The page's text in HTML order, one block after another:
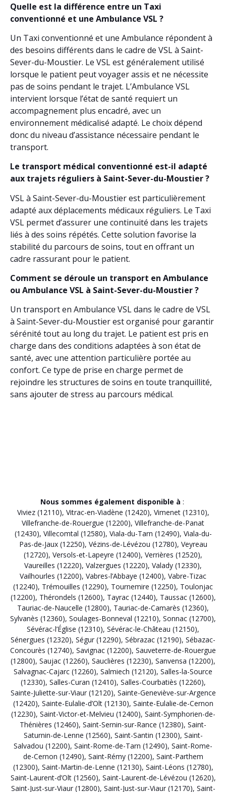
Quelle est la différence entre un Taxi
conventionné et une Ambulance VSL ?
Un Taxi conventionné et une Ambulance répondent à
des besoins différents dans le cadre de VSL à Saint-
Sever-du-Moustier. Le VSL est généralement utilisé
lorsque le patient peut voyager assis et ne nécessite
pas de soins pendant le trajet. L’Ambulance VSL
intervient lorsque l’état de santé requiert un
accompagnement plus encadré, avec un
environnement médicalisé adapté. Le choix dépend
donc du niveau d’assistance nécessaire pendant le
transport.
Le transport médical conventionné est-il adapté
aux trajets réguliers à Saint-Sever-du-Moustier ?
VSL à Saint-Sever-du-Moustier est particulièrement
adapté aux déplacements médicaux réguliers. Le Taxi
VSL permet d’assurer une continuité dans les trajets
liés à des soins répétés. Cette solution favorise la
stabilité du parcours de soins, tout en offrant un
cadre rassurant pour le patient.
Comment se déroule un transport en Ambulance
ou Ambulance VSL à Saint-Sever-du-Moustier ?
Un transport en Ambulance VSL dans le cadre de VSL
à Saint-Sever-du-Moustier est organisé pour garantir
sérénité tout au long du trajet. Le patient est pris en
charge dans des conditions adaptées à son état de
santé, avec une attention particulière portée au
confort. Ce type de prise en charge permet de
rejoindre les structures de soins en toute tranquillité,
sans ajouter de stress au parcours médical.
Nous sommes également disponible à :
Viviez (12110), Vitrac-en-Viadène (12420), Vimenet (12310),
Villefranche-de-Rouergue (12200), Villefranche-de-Panat
(12430), Villecomtal (12580), Viala-du-Tarn (12490), Viala-du-
Pas-de-Jaux (12250), Vézins-de-Lévézou (12780), Veyreau
(12720), Versols-et-Lapeyre (12400), Verrières (12520),
Vaureilles (12220), Valzergues (12220), Valady (12330),
Vailhourles (12200), Vabres-l’Abbaye (12400), Vabre-Tizac
(12240), Trémouilles (12290), Tournemire (12250), Toulonjac
(12200), Thérondels (12600), Tayrac (12440), Taussac (12600),
Tauriac-de-Naucelle (12800), Tauriac-de-Camarès (12360),
Sylvanès (12360), Soulages-Bonneval (12210), Sonnac (12700),
Sévérac-l’Église (12310), Sévérac-le-Château (12150),
Sénergues (12320), Ségur (12290), Sébrazac (12190), Sébazac-
Concourès (12740), Savignac (12200), Sauveterre-de-Rouergue
(12800), Saujac (12260), Sauclières (12230), Sanvensa (12200),
Salvagnac-Cajarc (12260), Salmiech (12120), Salles-la-Source
(12330), Salles-Curan (12410), Salles-Courbatiès (12260),
Sainte-Juliette-sur-Viaur (12120), Sainte-Geneviève-sur-Argence
(12420), Sainte-Eulalie-d’Olt (12130), Sainte-Eulalie-de-Cernon
(12230), Saint-Victor-et-Melvieu (12400), Saint-Symphorien-de-
Thénières (12460), Saint-Sernin-sur-Rance (12380), Saint-
Saturnin-de-Lenne (12560), Saint-Santin (12300), Saint-
Salvadou (12200), Saint-Rome-de-Tarn (12490), Saint-Rome-
de-Cernon (12490), Saint-Rémy (12200), Saint-Parthem
(12300), Saint-Martin-de-Lenne (12130), Saint-Léons (12780),
Saint-Laurent-d’Olt (12560), Saint-Laurent-de-Lévézou (12620),
Saint-Just-sur-Viaur (12800), Saint-Just-sur-Viaur (12170), Saint-